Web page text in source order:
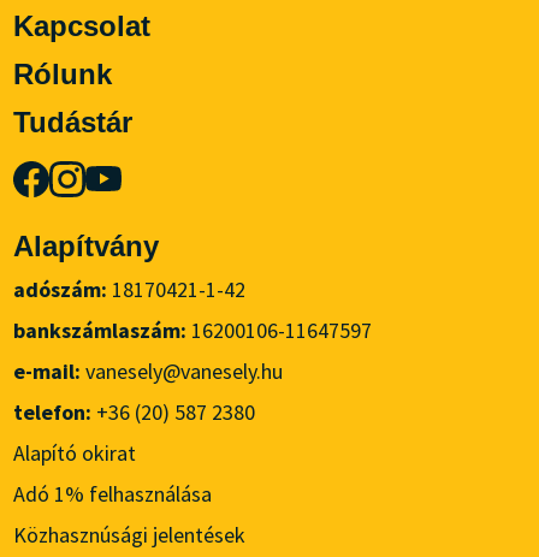
Kapcsolat
Rólunk
Tudástár
Alapítvány
adószám: 18170421-1-42
bankszámlaszám: 16200106-11647597
e-mail:vanesely@vanesely.hu
telefon: +36 (20) 587 2380
Alapító okirat
Adó 1% felhasználása
Közhasznúsági jelentések